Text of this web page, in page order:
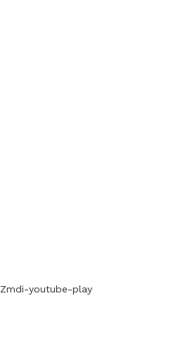
Zmdi-youtube-play
Product